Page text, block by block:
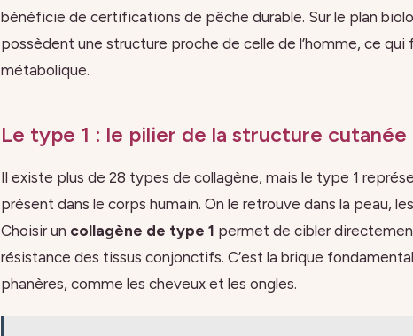
bénéficie de certifications de pêche durable. Sur le plan
possèdent une structure proche de celle de l’homme, ce
métabolique.
Le type 1 : le pilier de la structure cutanée
Il existe plus de 28 types de collagène, mais le type 1
présent dans le corps humain. On le retrouve dans la peau,
Choisir un collagène de type 1 permet de cibler
résistance des tissus conjonctifs. C’est la brique
phanères, comme les cheveux et les ongles.